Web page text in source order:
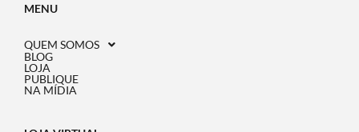
MENU
QUEM SOMOS
BLOG
LOJA
PUBLIQUE
NA MÍDIA